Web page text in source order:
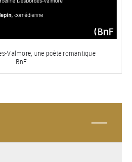
la
vidéo
Valmore, une poète romantique
BnF